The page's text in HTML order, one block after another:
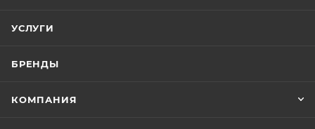
УСЛУГИ
БРЕНДЫ
КОМПАНИЯ